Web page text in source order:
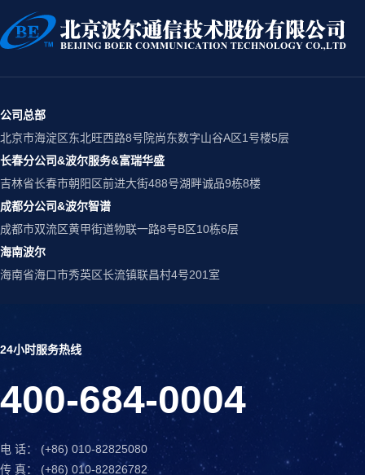
公司总部
北京市海淀区东北旺西路8号院尚东数字山谷A区1号楼5层
长春分公司&波尔服务&富瑞华盛
吉林省长春市朝阳区前进大街488号湖畔诚品9栋8楼
成都分公司&波尔智谱
成都市双流区黄甲街道物联一路8号B区10栋6层
海南波尔
海南省海口市秀英区长流镇联昌村4号201室
24小时服务热线
400-684-0004
电 话： (+86) 010-82825080
传 真： (+86) 010-82826782